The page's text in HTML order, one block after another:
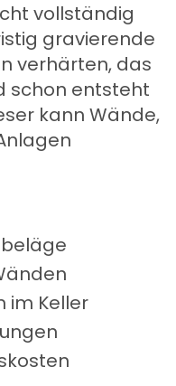
vollständig
gravierende
verhärten, das
schon entsteht
kann Wände,
im Keller